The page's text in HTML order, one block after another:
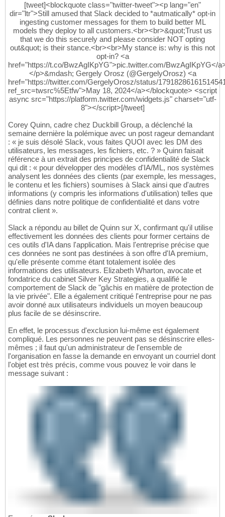
[tweet]<blockquote class="twitter-tweet"><p lang="en"
dir="ltr">Still amused that Slack decided to *autmatically* opt-in
ingesting customer messages for them to build better ML
models they deploy to all customers.<br><br>&quot;Trust us
that we do this securely and please consider NOT opting
out&quot; is their stance.<br><br>My stance is: why is this not
opt-in? <a
href="https://t.co/BwzAgIKpYG">pic.twitter.com/BwzAgIKpYG</
</p>&mdash; Gergely Orosz (@GergelyOrosz) <a
href="https://twitter.com/GergelyOrosz/status/
ref_src=twsrc%5Etfw">May 18, 2024</a></blockquote> <script
async src="https://platform.twitter.com/widgets.js" charset="utf-
8"></script>[/tweet]
Corey Quinn, cadre chez Duckbill Group, a déclenché la
semaine dernière la polémique avec un post rageur demandant
: « je suis désolé Slack, vous faites QUOI avec les DM des
utilisateurs, les messages, les fichiers, etc. ? » Quinn faisait
référence à un extrait des principes de confidentialité de Slack
qui dit : « pour développer des modèles d'IA/ML, nos systèmes
analysent les données des clients (par exemple, les messages,
le contenu et les fichiers) soumises à Slack ainsi que d'autres
informations (y compris les informations d'utilisation) telles que
définies dans notre politique de confidentialité et dans votre
contrat client ».
Slack a répondu au billet de Quinn sur X, confirmant qu'il utilise
effectivement les données des clients pour former certains de
ces outils d'IA dans l'application. Mais l'entreprise précise que
ces données ne sont pas destinées à son offre d'IA premium,
qu'elle présente comme étant totalement isolée des
informations des utilisateurs. Elizabeth Wharton, avocate et
fondatrice du cabinet Silver Key Strategies, a qualifié le
comportement de Slack de "gâchis en matière de protection de
la vie privée". Elle a également critiqué l'entreprise pour ne pas
avoir donné aux utilisateurs individuels un moyen beaucoup
plus facile de se désinscrire.
En effet, le processus d'exclusion lui-même est également
compliqué. Les personnes ne peuvent pas se désinscrire elles-
mêmes ; il faut qu'un administrateur de l'ensemble de
l'organisation en fasse la demande en envoyant un courriel dont
l'objet est très précis, comme vous pouvez le voir dans le
message suivant :